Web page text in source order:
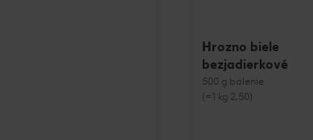
Hrozno biele
bezjadierkové
500 g balenie
(=1 kg 2,50)